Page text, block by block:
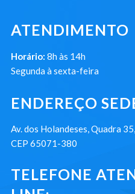
ATENDIMENTO
Horário: 8h às 14h
Segunda à sexta-feira
ENDEREÇO
Av. dos Holandeses, Quadra
CEP 65071-380
TELEFONE